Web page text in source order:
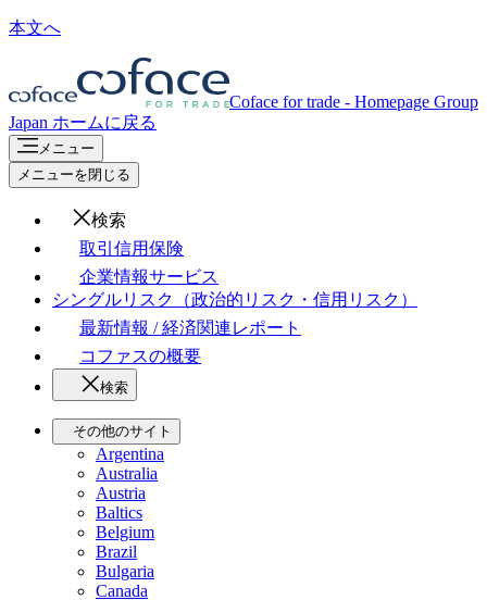
本文へ
Coface for trade - Homepage Group
Japan ホームに戻る
メニュー
メニューを閉じる
検索
取引信用保険
企業情報サービス
シングルリスク（政治的リスク・信用リスク）
最新情報 / 経済関連レポート
コファスの概要
検索
その他のサイト
Argentina
Australia
Austria
Baltics
Belgium
Brazil
Bulgaria
Canada